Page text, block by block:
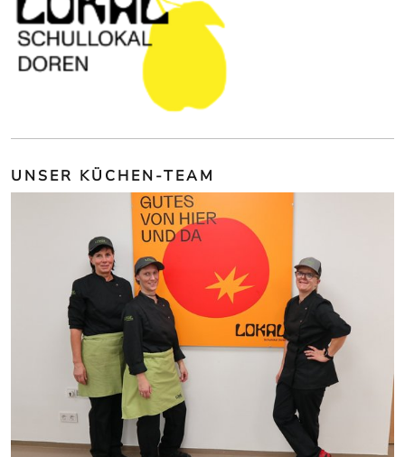
UNSER KÜCHEN-TEAM